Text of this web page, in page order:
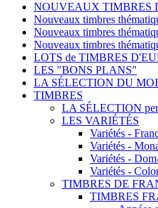
NOUVEAUX TIMBRES
Nouveaux timbres
Nouveaux timbres
Nouveaux timbres
LOTS de TIMBRES
LES "BONS PLANS"
LA SÉLECTION DU
TIMBRES
LA SÉLECTION
LES VARIÉTÉS
Variétés -
Variétés -
Variétés -
Variétés -
TIMBRES DE
TIMBRES